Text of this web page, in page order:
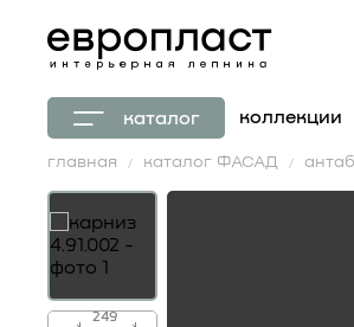
каталог коллекции
главная каталог ФАСАД
249